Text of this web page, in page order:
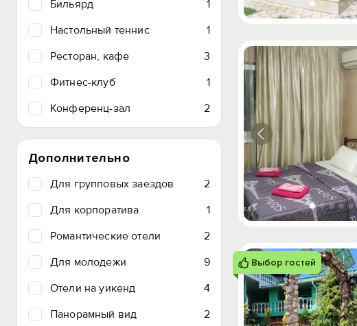
Бильярд
1
Настольный теннис
1
Ресторан, кафе
3
Фитнес-клуб
1
Конференц-зал
2
Дополнительно
Для групповых заездов
2
Для корпоратива
1
Романтические отели
2
Для молодежи
9
Отели на уикенд
4
Панорамный вид
2
Выбор гостей